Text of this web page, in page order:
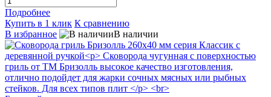
Подробнее
Купить в 1 клик К сравнению
В избранное
В наличии